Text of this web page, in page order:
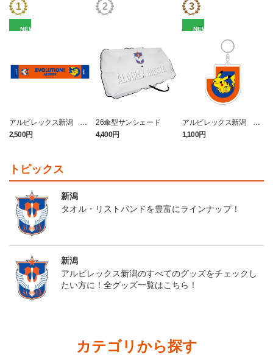
NEW
アルビレックス新潟 ピ
カチュウ タオルマフラー
2,500円
26傘型サンシェード
4,400円
NEW
アルビレックス新潟 ピ
カチュウ キーホルダー
1,100円
トピックス
新潟
タオル・リストバンドを豊富にラインナップ！
新潟
アルビレックス新潟のすべてのグッズをチェックし
たい方に！全グッズ一覧はこちら！
カテゴリから探す